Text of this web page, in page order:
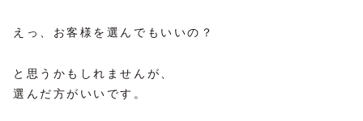
えっ、お客様を選んでもいいの？
と思うかもしれませんが、
選んだ方がいいです。